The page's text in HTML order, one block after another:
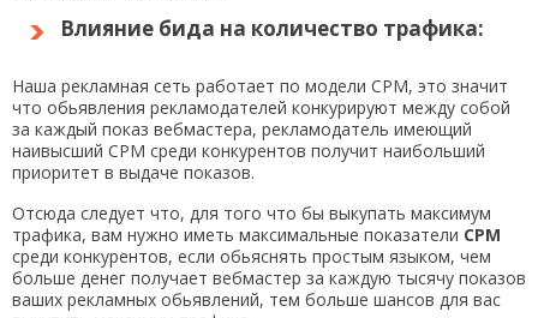
Влияние бида на количество трафика:
Наша рекламная сеть работает по модели CPM, это значит
что обьявления рекламодателей конкурируют между собой
за каждый показ вебмастера, рекламодатель имеющий
наивысший CPM среди конкурентов получит наибольший
приоритет в выдаче показов.
Отсюда следует что, для того что бы выкупать максимум
трафика, вам нужно иметь максимальные показатели CPM
среди конкурентов, если обьяснять простым языком, чем
больше денег получает вебмастер за каждую тысячу показов
ваших рекламных обьявлений, тем больше шансов для вас